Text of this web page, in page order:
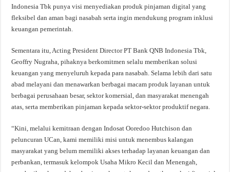
Indonesia Tbk punya visi menyediakan produk pinjaman digital yang
fleksibel dan aman bagi nasabah serta ingin mendukung program inklusi
keuangan pemerintah.
Sementara itu, Acting President Director PT Bank QNB Indonesia Tbk,
Geoffry Nugraha, pihaknya berkomitmen selalu memberikan solusi
keuangan yang menyeluruh kepada para nasabah. Selama lebih dari satu
abad melayani dan menawarkan berbagai macam produk layanan untuk
berbagai perusahaan besar, sektor komersial, dan masyarakat menengah
atas, serta memberikan pinjaman kepada sektor-sektor produktif negara.
“Kini, melalui kemitraan dengan Indosat Ooredoo Hutchison dan
peluncuran UCan, kami memiliki misi untuk menembus kalangan
masyarakat yang belum memiliki akses terhadap layanan keuangan dan
perbankan, termasuk kelompok Usaha Mikro Kecil dan Menengah,